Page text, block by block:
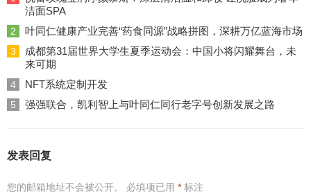
洁面SPA
2 叶同仁健康产业完善“药食同源”战略拼图，深耕万亿蓝海市场
3
成都第31届世界大学生夏季运动会：中国小将闪耀舞台，未
来可期
4 NFT系统定制开发
5 强强联合，凯利智上与叶同仁同行老字号创新发展之路
发表回复
您的邮箱地址不会被公开。 必填项已用 * 标注